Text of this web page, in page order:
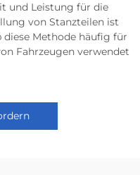
und Leistung für die
von Stanzteilen ist
Methode häufig für
Fahrzeugen verwendet